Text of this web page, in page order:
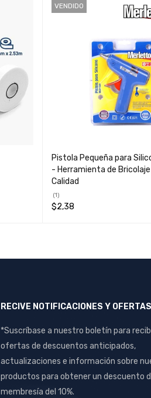
VENDIDO
Pistola Pequeña para
- Herramienta de
Calidad
(1)
$2,38
RECIVE NOTIFICACIONES Y OFERTAS
*Suscríbase a nuestro boletín para
ofertas de descuentos anticipados,
actualizaciones e información sobre
productos para obtener un descuento
membresía del 10%.